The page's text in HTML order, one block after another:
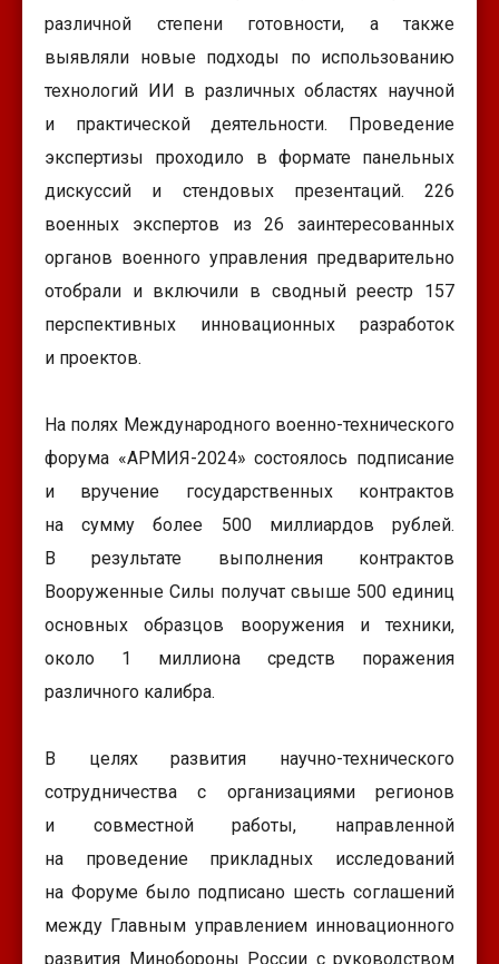
различной степени готовности, а также
выявляли новые подходы по использованию
технологий ИИ в различных областях научной
и практической деятельности. Проведение
экспертизы проходило в формате панельных
дискуссий и стендовых презентаций. 226
военных экспертов из 26 заинтересованных
органов военного управления предварительно
отобрали и включили в сводный реестр 157
перспективных инновационных разработок
и проектов.
На полях Международного военно-технического
форума «АРМИЯ-2024» состоялось подписание
и вручение государственных контрактов
на сумму более 500 миллиардов рублей.
В результате выполнения контрактов
Вооруженные Силы получат свыше 500 единиц
основных образцов вооружения и техники,
около 1 миллиона средств поражения
различного калибра.
В целях развития научно-технического
сотрудничества с организациями регионов
и совместной работы, направленной
на проведение прикладных исследований
на Форуме было подписано шесть соглашений
между Главным управлением инновационного
развития Минобороны России с руководством